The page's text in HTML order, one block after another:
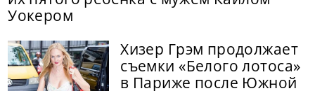
Уокером
Хизер Грэм продолжает
съемки «Белого лотоса»
в Париже после Южной